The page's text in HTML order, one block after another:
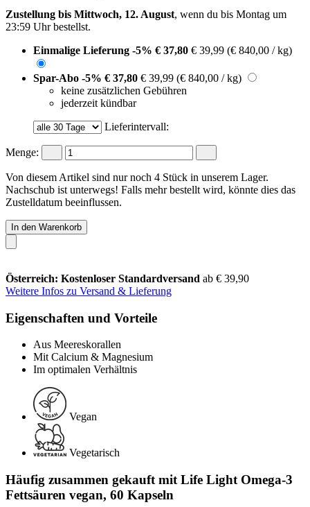
Zustellung bis Mittwoch, 12. August, wenn du bis Montag um
23:59 Uhrbestellst.
Einmalige Lieferung -5% € 37,80 € 39,99 (€ 840,00 / kg)
Spar-Abo -5% € 37,80 € 39,99 (€ 840,00 / kg)
keine zusätzlichen Gebühren
jederzeit kündbar
Lieferintervall:
Menge:
Von diesem Artikel sind nur noch 4 Stück in unserem Lager.
Nachschub ist unterwegs! Falls mehr bestellt wird, könnte dies das
Zustelldatum beeinflussen.
In den Warenkorb
Österreich: Kostenloser Standardversand ab € 39,90
Weitere Infos zu Versand & Lieferung
Eigenschaften und Vorteile
Aus Meereskorallen
Mit Calcium & Magnesium
Im optimalen Verhältnis
Vegan
Vegetarisch
Häufig zusammen gekauft mit Life Light Omega-3
Fettsäuren vegan, 60 Kapseln